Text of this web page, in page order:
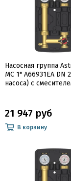
Насосная группа
MC 1" A66931EA DN
насоса) с
21 947 руб
В корзину